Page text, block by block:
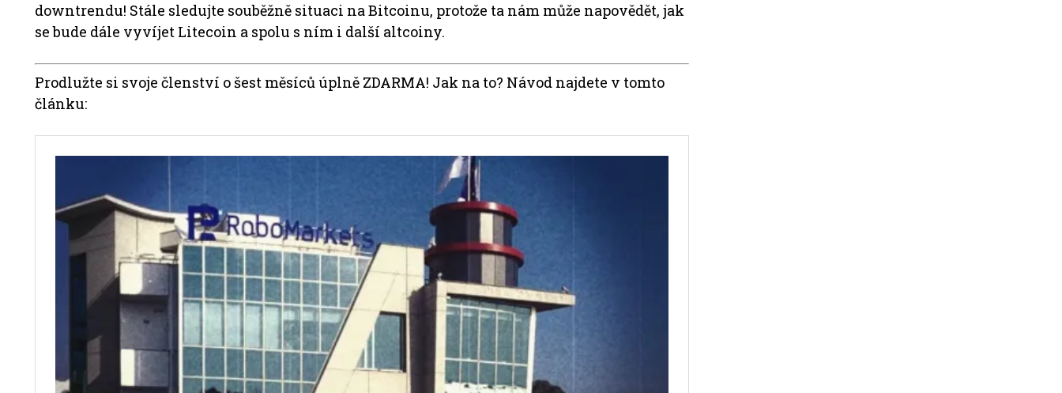
downtrendu! Stále sledujte souběžně situaci na Bitcoinu, protože ta nám může napovědět, jak
se bude dále vyvíjet Litecoin a spolu s ním i další altcoiny.
Prodlužte si svoje členství o šest měsíců úplně ZDARMA! Jak na to? Návod najdete v tomto
článku: